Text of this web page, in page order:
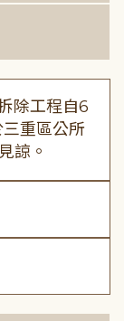
除工程自6
重區公所
諒。